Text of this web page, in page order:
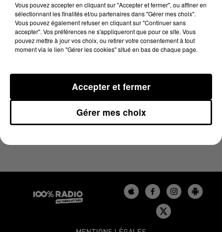
28 mai 2025 - 22 sec
L'AGENDA DU BÉARN DU 28/05/2025 À 11H01
Vous pouvez accepter en cliquant sur "Accepter et fermer", ou affiner en
sélectionnant les finalités et/ou partenaires dans "Gérer mes choix".
Vous pouvez également refuser en cliquant sur "Continuer sans
accepter". Vos préférences ne s'appliqueront que pour ce site. Vous
pouvez mettre à jour vos choix, ou retirer votre consentement à tout
moment via le lien "Gérer les cookies" situé en bas de chaque page.
Gérer mes choix
Accepter et fermer